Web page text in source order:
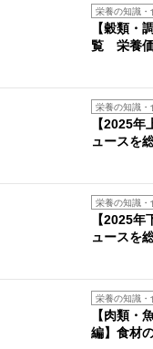
栄養の知識・
【穀類・
覧 栄養価
栄養の知識・
【2025
ュースを
栄養の知識・
【2025
ュースを
栄養の知識・
【肉類・
編】食材